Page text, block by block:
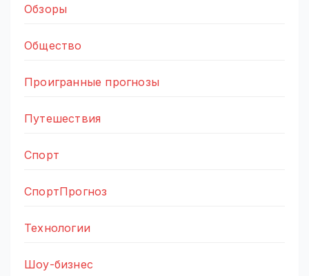
Обзоры
Общество
Проигранные прогнозы
Путешествия
Спорт
СпортПрогноз
Технологии
Шоу-бизнес